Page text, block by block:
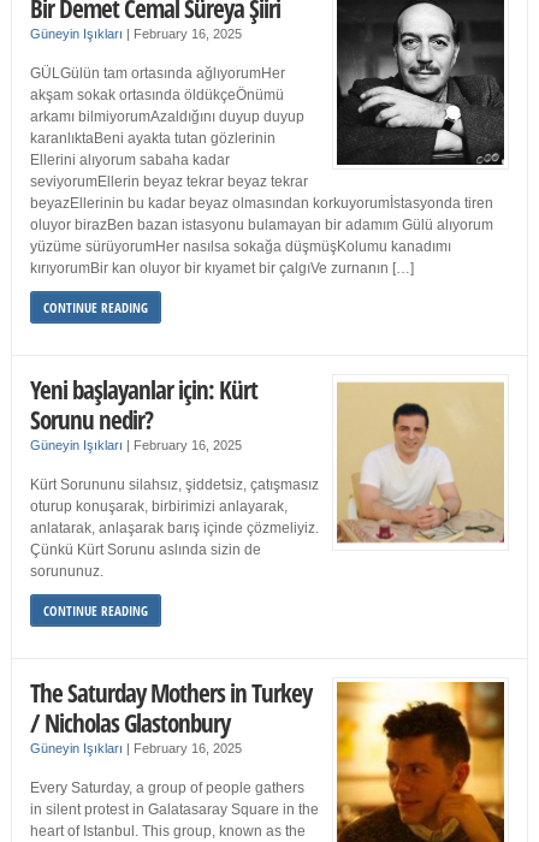
Bir Demet Cemal Süreya Şiiri
Güneyin Işıkları | February 16, 2025
GÜLGülün tam ortasında ağlıyorumHer
akşam sokak ortasında öldükçeÖnümü
arkamı bilmiyorumAzaldığını duyup duyup
karanlıktaBeni ayakta tutan gözlerinin
Ellerini alıyorum sabaha kadar
seviyorumEllerin beyaz tekrar beyaz tekrar
beyazEllerinin bu kadar beyaz olmasından korkuyorumİstasyonda tiren
oluyor birazBen bazan istasyonu bulamayan bir adamım Gülü alıyorum
yüzüme sürüyorumHer nasılsa sokağa düşmüşKolumu kanadımı
kırıyorumBir kan oluyor bir kıyamet bir çalgıVe zurnanın […]
CONTINUE READING
Yeni başlayanlar için: Kürt
Sorunu nedir?
Güneyin Işıkları | February 16, 2025
Kürt Sorununu silahsız, şiddetsiz, çatışmasız
oturup konuşarak, birbirimizi anlayarak,
anlatarak, anlaşarak barış içinde çözmeliyiz.
Çünkü Kürt Sorunu aslında sizin de
sorununuz.
CONTINUE READING
The Saturday Mothers in Turkey
/ Nicholas Glastonbury
Güneyin Işıkları | February 16, 2025
Every Saturday, a group of people gathers
in silent protest in Galatasaray Square in the
heart of Istanbul. This group, known as the